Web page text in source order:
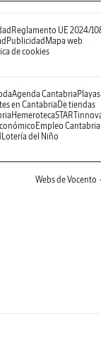
Reglamento UE 2024/
PublicidadMapa web
de cookies
Agenda CantabriaPlayas
en CantabriaDe tiendas
Hemeroteca
Empleo Cantabria
Lotería del Niño
Webs de Vocento